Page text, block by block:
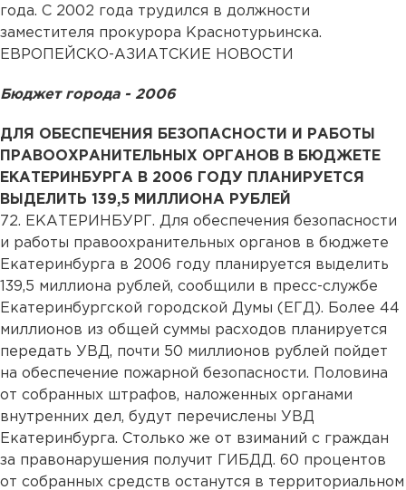
года. С 2002 года трудился в должности
заместителя прокурора Краснотурьинска.
ЕВРОПЕЙСКО-АЗИАТСКИЕ НОВОСТИ
Бюджет города - 2006
ДЛЯ ОБЕСПЕЧЕНИЯ БЕЗОПАСНОСТИ И РАБОТЫ
ПРАВООХРАНИТЕЛЬНЫХ ОРГАНОВ В БЮДЖЕТЕ
ЕКАТЕРИНБУРГА В 2006 ГОДУ ПЛАНИРУЕТСЯ
ВЫДЕЛИТЬ 139,5 МИЛЛИОНА РУБЛЕЙ
72. ЕКАТЕРИНБУРГ. Для обеспечения безопасности
и работы правоохранительных органов в бюджете
Екатеринбурга в 2006 году планируется выделить
139,5 миллиона рублей, сообщили в пресс-службе
Екатеринбургской городской Думы (ЕГД). Более 44
миллионов из общей суммы расходов планируется
передать УВД, почти 50 миллионов рублей пойдет
на обеспечение пожарной безопасности. Половина
от собранных штрафов, наложенных органами
внутренних дел, будут перечислены УВД
Екатеринбурга. Столько же от взиманий с граждан
за правонарушения получит ГИБДД. 60 процентов
от собранных средств останутся в территориальном